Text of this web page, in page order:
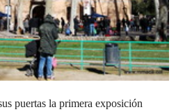
puertas la primera exposición